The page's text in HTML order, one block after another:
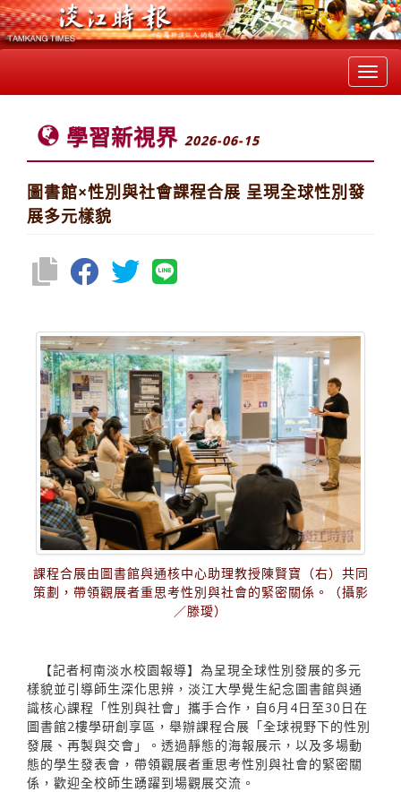
學習新視界 2026-06-15
圖書館×性別與社會課程合展 呈現全球性別發
展多元樣貌
課程合展由圖書館與通核中心助理教授陳賢寶（右）共同
策劃，帶領觀展者重思考性別與社會的緊密關係。（攝影
／滕璦）
【記者柯南淡水校園報導】為呈現全球性別發展的多元
樣貌並引導師生深化思辨，淡江大學覺生紀念圖書館與通
識核心課程「性別與社會」攜手合作，自6月4日至30日在
圖書館2樓學研創享區，舉辦課程合展「全球視野下的性別
發展、再製與交會」。透過靜態的海報展示，以及多場動
態的學生發表會，帶領觀展者重思考性別與社會的緊密關
係，歡迎全校師生踴躍到場觀展交流。